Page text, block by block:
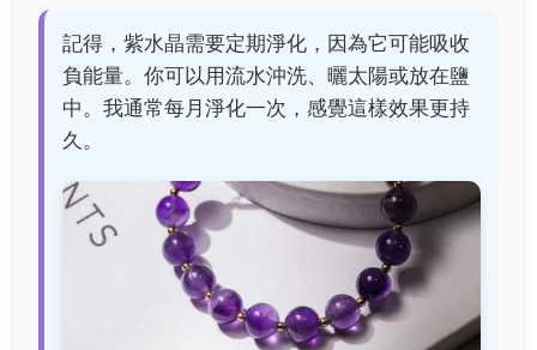
記得，紫水晶需要定期淨化，因為它可能吸收
負能量。你可以用流水沖洗、曬太陽或放在鹽
中。我通常每月淨化一次，感覺這樣效果更持
久。